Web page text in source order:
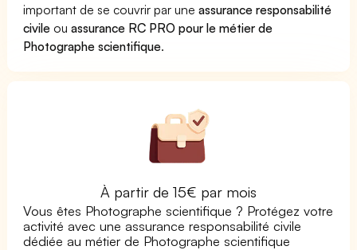
important de se couvrir par uneassurance responsabilité
civile ouassurance RC PRO pour le métier de
Photographe scientifique.
À partir de 15€ par mois
Vous êtes Photographe scientifique ? Protégez votre
activité avec une assurance responsabilité civile
dédiée au métier de Photographe scientifique